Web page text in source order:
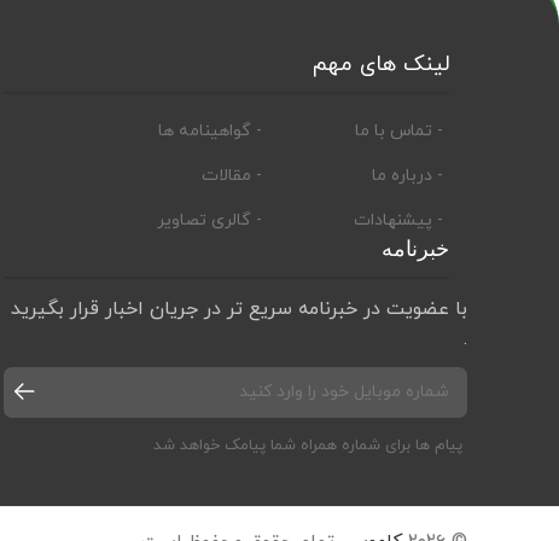
لینک های مهم
- تماس با ما
- درباره ما
- پیشنهادات
- گواهینامه ها
- مقالات
- گالری تصاویر
خبرنامه
با عضویت در خبرنامه سریع تر در جریان اخبار قرار بگیرید
.
پیام ها برای شماره همراه شما پیامک خواهد شد